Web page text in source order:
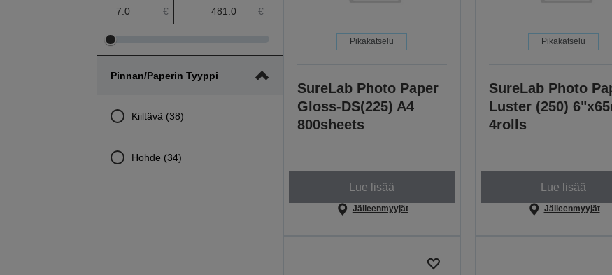
€ €
Säädä
pienintä
Säädä
suurinta
Pinnan/paperin Tyyppi
Kiiltävä (38)
Hohde (34)
Pikakatselu
SureLab Photo Paper
Gloss-DS(225) A4
800sheets
Lue lisää
Jälleenmyyjät
Pikakatselu
SureLab Photo
Luster (250)
4rolls
Lue lisää
Jälleenmyyjät